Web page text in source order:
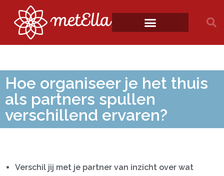
Hoe organiseer je het thuis
als partners spullen
verschillend ervaren?
Verschil jij met je partner van inzicht over wat